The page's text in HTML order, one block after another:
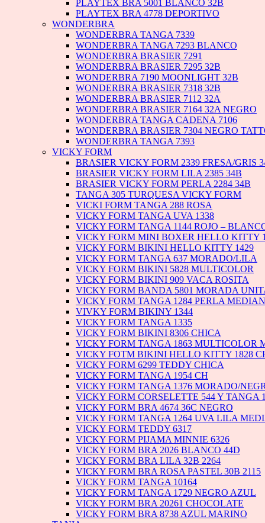
PLAYTEX BRA 5001 BLANCO 32B
PLAYTEX BRA 4778 DEPORTIVO
WONDERBRA
WONDERBRA TANGA 7339
WONDERBRA TANGA 7293 BLANCO
WONDERBRA BRASIER 7291
WONDERBRA BRASIER 7295 32B
WONDERBRA 7190 MOONLIGHT 32B
WONDERBRA BRASIER 7318 32B
WONDERBRA BRASIER 7112 32A
WONDERBRA BRASIER 7164 32A NEGRO
WONDERBRA TANGA CADENA 7106
WONDERBRA BRASIER 7304 NEGRO
WONDERBRA TANGA 7393
VICKY FORM
BRASIER VICKY FORM 2339 FRESA/GRIS
BRASIER VICKY FORM LILA 2385 34B
BRASIER VICKY FORM PERLA 2284 34B
TANGA 305 TURQUESA VICKY FORM
VICKI FORM TANGA 288 ROSA
VICKY FORM TANGA UVA 1338
VICKY FORM TANGA 1144 ROJO –
VICKY FORM MINI BOXER HELLO KITTY
VICKY FORM BIKINI HELLO KITTY 1429
VICKY FORM TANGA 637 MORADO/LILA
VICKY FORM BIKINI 5828 MULTICOLOR
VICKY FORM BIKINI 909 VACA ROSITA
VICKY FORM BANDA 5801 MORADA
VICKY FORM TANGA 1284 PERLA
VIVKY FORM BIKINY 1344
VICKY FORM TANGA 1335
VICKY FORM BIKINI 8306 CHICA
VICKY FORM TANGA 1863 MULTICOLOR
VICKY FOTM BIKINI HELLO KITTY 1828
VICKY FORM 6299 TEDDY CHICA
VICKY FORM TANGA 1954 CH
VICKY FORM TANGA 1376 MORADO/
VICKY FORM CORSELETTE 544 Y TANGA
VICKY FORM BRA 4674 36C NEGRO
VICKY FORM TANGA 1264 UVA LILA
VICKY FORM TEDDY 6317
VICKY FORM PIJAMA MINNIE 6326
VICKY FORM BRA 2026 BLANCO 44D
VICKY FORM BRA LILA 32B 2264
VICKY FORM BRA ROSA PASTEL 30B 2115
VICKY FORM TANGA 10164
VICKY FORM TANGA 1729 NEGRO AZUL
VICKY FORM BRA 20261 CHOCOLATE
VICKY FORM BRA 8738 AZUL MARINO